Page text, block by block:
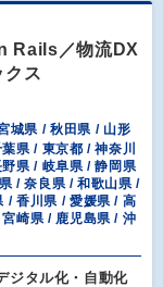
Rails／物流DX
クス
城県 / 秋田県 / 山形
県 / 東京都 / 神奈川
県 / 岐阜県 / 静岡県
/ 奈良県 / 和歌山県 /
/ 香川県 / 愛媛県 / 高
崎県 / 鹿児島県 / 沖
ジタル化・自動化